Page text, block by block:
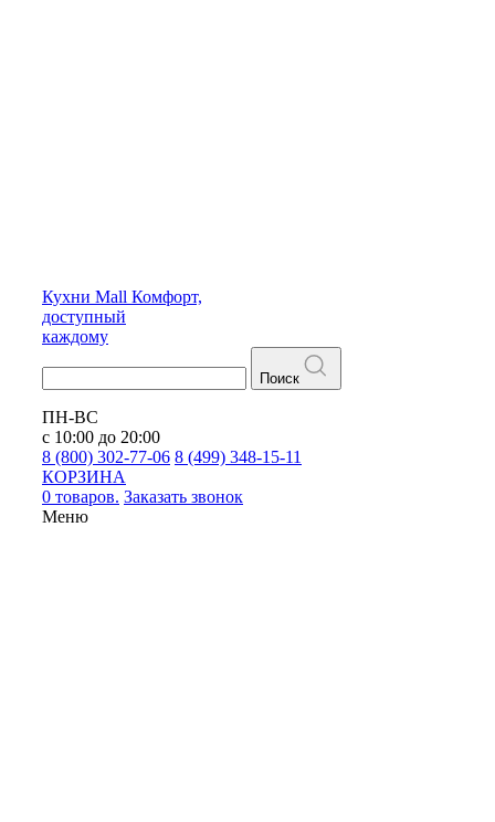
Кухни Mall Комфорт,
доступный
каждому
Поиск
ПН-ВС
с 10:00 до 20:00
8 (800) 302-77-06 8 (499) 348-15-11
КОРЗИНА
0 товаров. Заказать звонок
Меню